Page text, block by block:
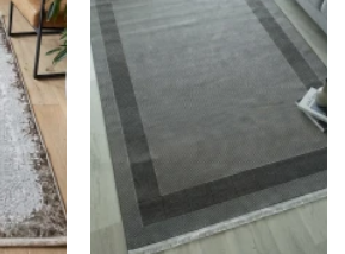
1.20x1.80 - 2700 грн
1.50x2.30 - 4320 грн
2.00x3.00 - 7560 грн
2.50x3.50 - 10800 грн
ПОДРОБНЕЕ